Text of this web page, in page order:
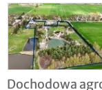
Dochodowa